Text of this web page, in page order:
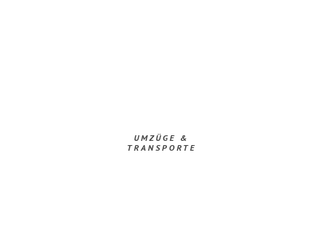
UMZÜGE &
TRANSPORTE